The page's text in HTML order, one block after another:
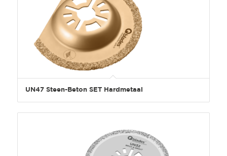
UN47 Steen-Beton SET Hardmetaal